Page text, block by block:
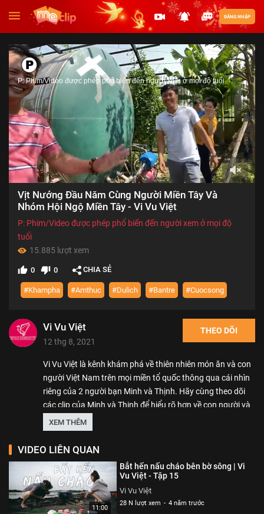
ĐĂNG NHẬP
15:55
P: Phim/Video được phép phổ biến đến người xem ở mọi độ tuổi
Vịt Nướng Đầu Năm Cùng Người Miền Tây Và
Nhóm Hội Ngộ Miền Tây - Vi Vu Việt
P: Phim/Video được phép phổ biến đến người xem ở mọi độ
tuổi
15.885 lượt xem
0 0 CHIA SẺ
#Khampha #Amthuc #Dulich #Bantre #Cuocsong
Vi Vu Việt
12 thg 8, 2021
THEO DÕI
Vi Vu Việt là kênh khám phá về thiên nhiên món ăn và con
người Việt Nam trên mọi miền tổ quốc thông qua cái nhìn
riêng của 2 người bạn Minh và Thịnh. Hãy cùng theo dõi
các clip của Minh và Thịnh để hiểu rõ hơn về con người và
thiên nhiên tổ quốc Việt Nam nhé!
XEM THÊM
VIDEO LIÊN QUAN
11:00
Bắt hến nấu cháo bên bờ sông | Vi
Vu Việt - Tập 15
Vi Vu Việt
28 N lượt xem - 4 năm trước